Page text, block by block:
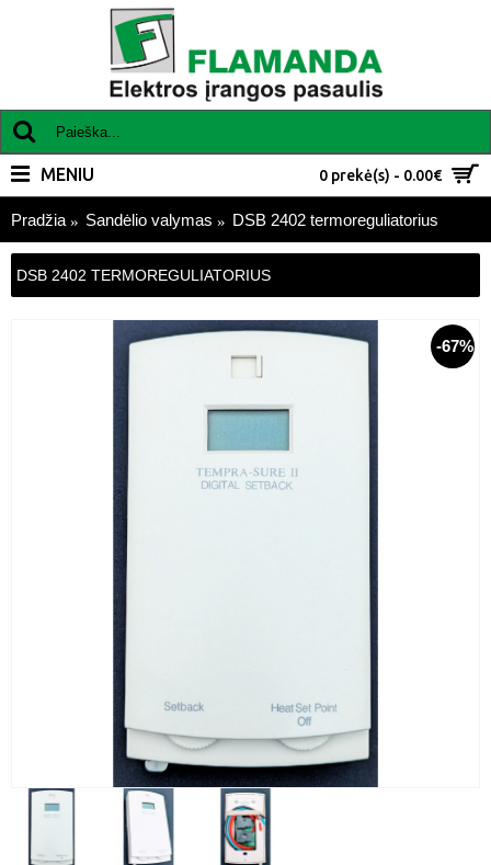
0 prekė(s) - 0.00€
MENIU
Pradžia Sandėlio valymas DSB 2402 termoreguliatorius
DSB 2402 TERMOREGULIATORIUS
-67%